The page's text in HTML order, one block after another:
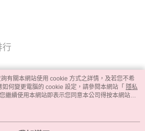
行
有關本網站使用 cookie 方式之詳情，及若您不希
何變更電腦的 cookie 設定，請參閱本網站「 隱私
繼續使用本網站即表示您同意本公司得按本網站使
。